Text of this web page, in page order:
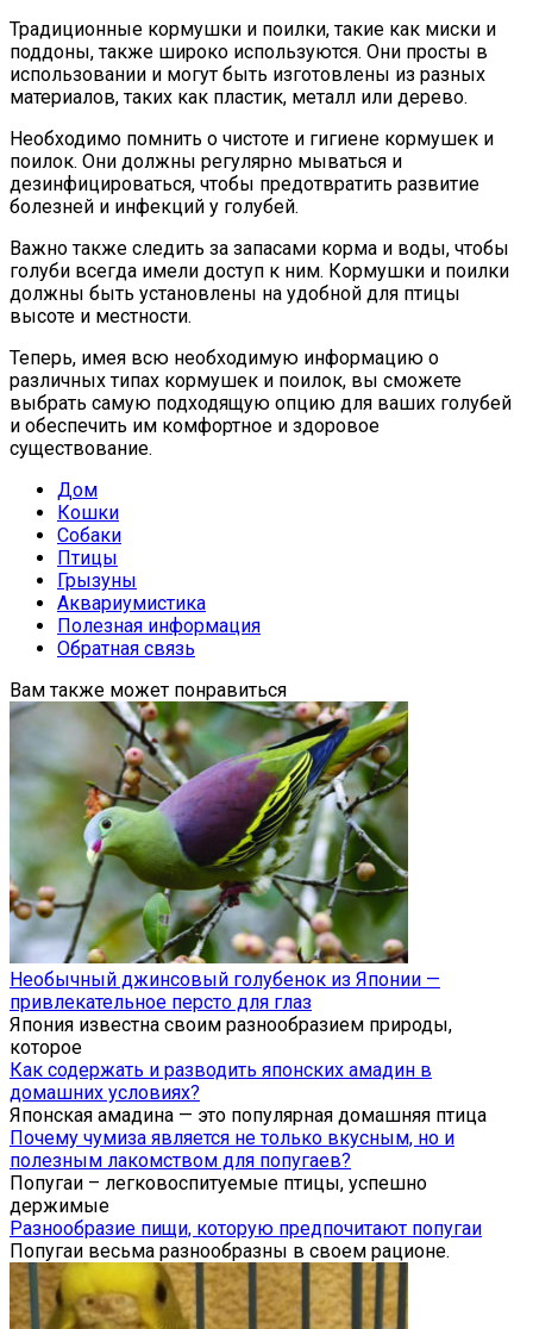
Традиционные кормушки и поилки, такие как миски и
поддоны, также широко используются. Они просты в
использовании и могут быть изготовлены из разных
материалов, таких как пластик, металл или дерево.
Необходимо помнить о чистоте и гигиене кормушек и
поилок. Они должны регулярно мываться и
дезинфицироваться, чтобы предотвратить развитие
болезней и инфекций у голубей.
Важно также следить за запасами корма и воды, чтобы
голуби всегда имели доступ к ним. Кормушки и поилки
должны быть установлены на удобной для птицы
высоте и местности.
Теперь, имея всю необходимую информацию о
различных типах кормушек и поилок, вы сможете
выбрать самую подходящую опцию для ваших голубей
и обеспечить им комфортное и здоровое
существование.
Дом
Кошки
Собаки
Птицы
Грызуны
Аквариумистика
Полезная информация
Обратная связь
Вам также может понравиться
Необычный джинсовый голубенок из Японии —
привлекательное персто для глаз
Япония известна своим разнообразием природы,
которое
Как содержать и разводить японских амадин в
домашних условиях?
Японская амадина — это популярная домашняя птица
Почему чумиза является не только вкусным, но и
полезным лакомством для попугаев?
Попугаи – легковоспитуемые птицы, успешно
держимые
Разнообразие пищи, которую предпочитают попугаи
Попугаи весьма разнообразны в своем рационе.